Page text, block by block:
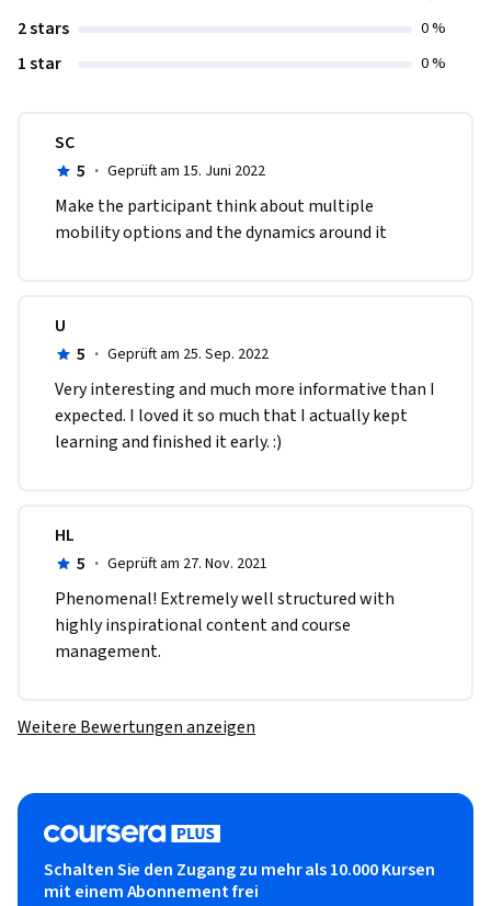
2 stars 0 %
1 star 0 %
SC
5 · Geprüft am 15. Juni 2022
Make the participant think about multiple
mobility options and the dynamics around it
U
5 · Geprüft am 25. Sep. 2022
V​ery interesting and much more informative than I
expected. I loved it so much that I actually kept
learning and finished it early. :)
HL
5 · Geprüft am 27. Nov. 2021
Phenomenal! Extremely well structured with
highly inspirational content and course
management.
Weitere Bewertungen anzeigen
Schalten Sie den Zugang zu mehr als 10.000 Kursen
mit einem Abonnement frei